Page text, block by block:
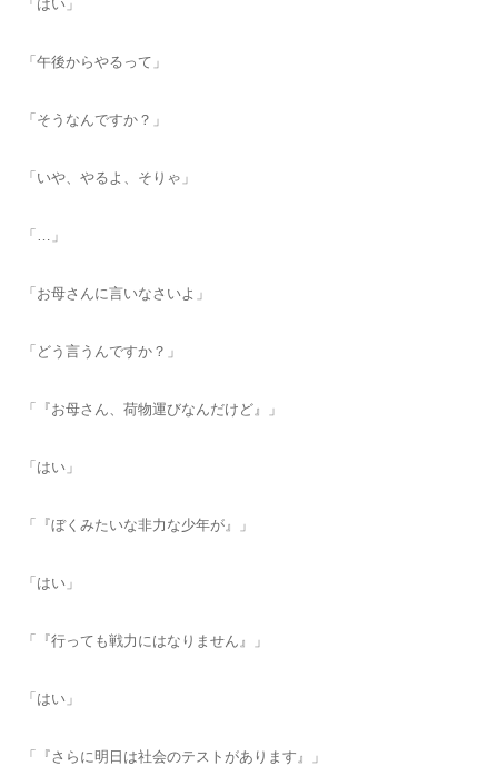
「はい」
「午後からやるって」
「そうなんですか？」
「いや、やるよ、そりゃ」
「…」
「お母さんに言いなさいよ」
「どう言うんですか？」
「『お母さん、荷物運びなんだけど』」
「はい」
「『ぼくみたいな非力な少年が』」
「はい」
「『行っても戦力にはなりません』」
「はい」
「『さらに明日は社会のテストがあります』」